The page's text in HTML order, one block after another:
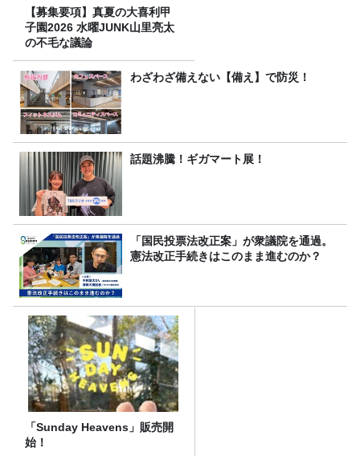
【募集要項】真夏の大喜利甲
子園2026 水曜JUNK山里亮太
の不毛な議論
わざわざ備えない【備え】で防災！
話題沸騰！ギガマート展！
「国民投票法改正案」が衆議院を通過。
憲法改正手続きはこのまま進むのか？
「Sunday Heavens」販売開
始！